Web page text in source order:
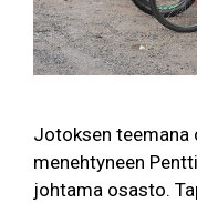
Jotoksen teemana
menehtyneen
johtama osasto.